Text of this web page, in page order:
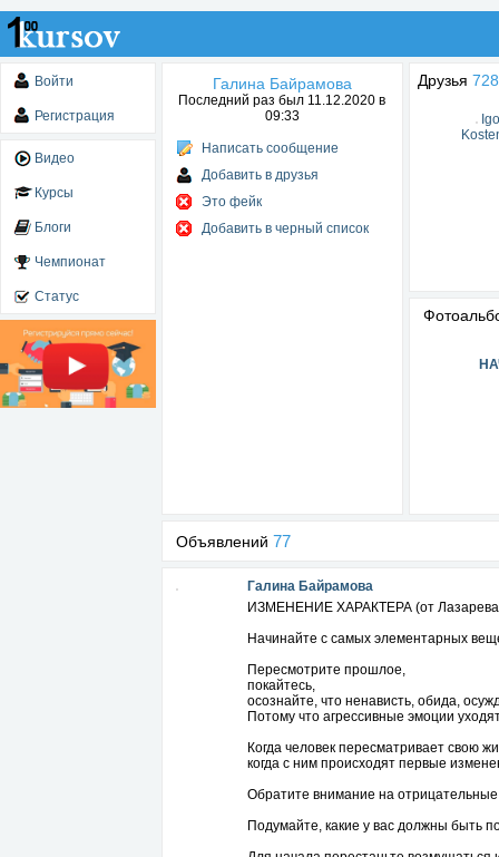
Войти
Регистрация
Видео
Курсы
Блоги
Чемпионат
Статус
Галина Байрамова
Последний раз был 11.12.2020 в
09:33
Написать сообщение
Добавить в друзья
Это фейк
Добавить в черный список
Друзья 728
Объявлений 77
Галина Байрамова
ИЗМЕНЕНИЕ ХАРАКТЕРА (от
Начинайте с самых элементарных
Пересмотрите прошлое,
покайтесь,
осознайте, что ненависть, обида,
Потому что агрессивные эмоции
Когда человек пересматривает свою
когда с ним происходят первые
Обратите внимание на отрицательные
Подумайте, какие у вас должны быть